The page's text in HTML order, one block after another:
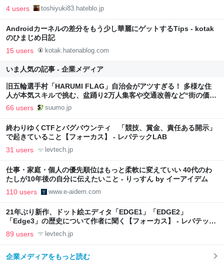
4 users toshiyuki83.hateblo.jp
Androidカーネルの差分をもう少し華麗にゲットするTips - kotak
のひまじめ日記
15 users kotak.hatenablog.com
いま人気の記事 - 企業メディア
旧五輪選手村「HARUMI FLAG」自治会がアツすぎる！ 多様な住
人が本気スキルで挑む、盆踊り2万人集客や交通改善など“街の価値
向上”戦略 東京・中央区
66 users suumo.jp
終わりゆくCTFとバグバウンティ 「競技、賞金、責任ある開示」
で起きていること【フォーカス】 - レバテックLAB
31 users levtech.jp
仕事・家庭・個人の優先順位はもっと柔軟に変えていい 40代のわ
たしが10年後の自分に伝えたいこと - りっすん by イーアイデム
110 users www.e-aidem.com
21年ぶり新作、ドット絵エディタ「EDGE1」「EDGE2」
「Edge3」の歴史について作者に聞く【フォーカス】 - レバテック
LAB
89 users levtech.jp
企業メディアをもっと読む